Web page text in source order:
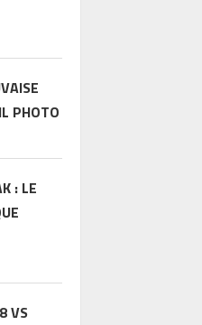
PHOTO
: LE
VS